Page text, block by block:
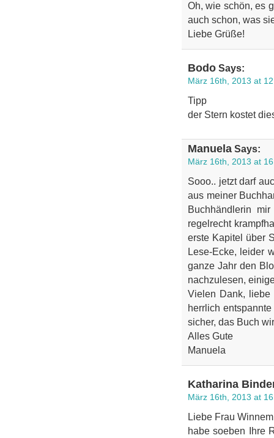
Oh, wie schön, es
auch schon, was
Liebe Grüße!
BodoSays:
März 16th, 2013 at
Tipp
der Stern kostet
ManuelaSays:
März 16th, 2013 at
Sooo.. jetzt darf
aus meiner
Buchhändlerin
regelrecht
erste Kapitel über
Lese-Ecke, leider
ganze Jahr den
nachzulesen,
Vielen Dank, liebe
herrlich
sicher, das Buch
Alles Gute
Manuela
Katharina
März 16th, 2013 at
Liebe Frau
habe soeben Ihre